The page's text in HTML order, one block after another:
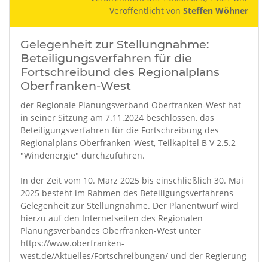
Veröffentlicht von Steffen Wöhner
Gelegenheit zur Stellungnahme:
Beteiligungsverfahren für die
Fortschreibund des Regionalplans
Oberfranken-West
der Regionale Planungsverband Oberfranken-West hat
in seiner Sitzung am 7.11.2024 beschlossen, das
Beteiligungsverfahren für die Fortschreibung des
Regionalplans Oberfranken-West, Teilkapitel B V 2.5.2
"Windenergie" durchzuführen.
In der Zeit vom 10. März 2025 bis einschließlich 30. Mai
2025 besteht im Rahmen des Beteiligungsverfahrens
Gelegenheit zur Stellungnahme. Der Planentwurf wird
hierzu auf den Internetseiten des Regionalen
Planungsverbandes Oberfranken-West unter
https://www.oberfranken-
west.de/Aktuelles/Fortschreibungen/ und der Regierung